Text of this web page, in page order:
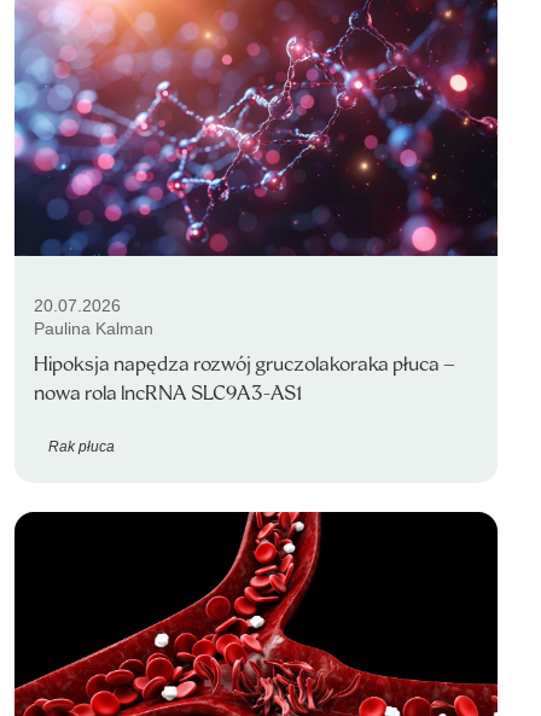
20.07.2026
Paulina Kalman
Hipoksja napędza rozwój gruczolakoraka płuca –
nowa rola lncRNA SLC9A3-AS1
Rak płuca